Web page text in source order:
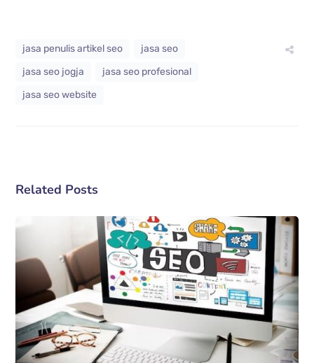
jasa penulis artikel seo
jasa seo
jasa seo jogja
jasa seo profesional
jasa seo website
Related Posts